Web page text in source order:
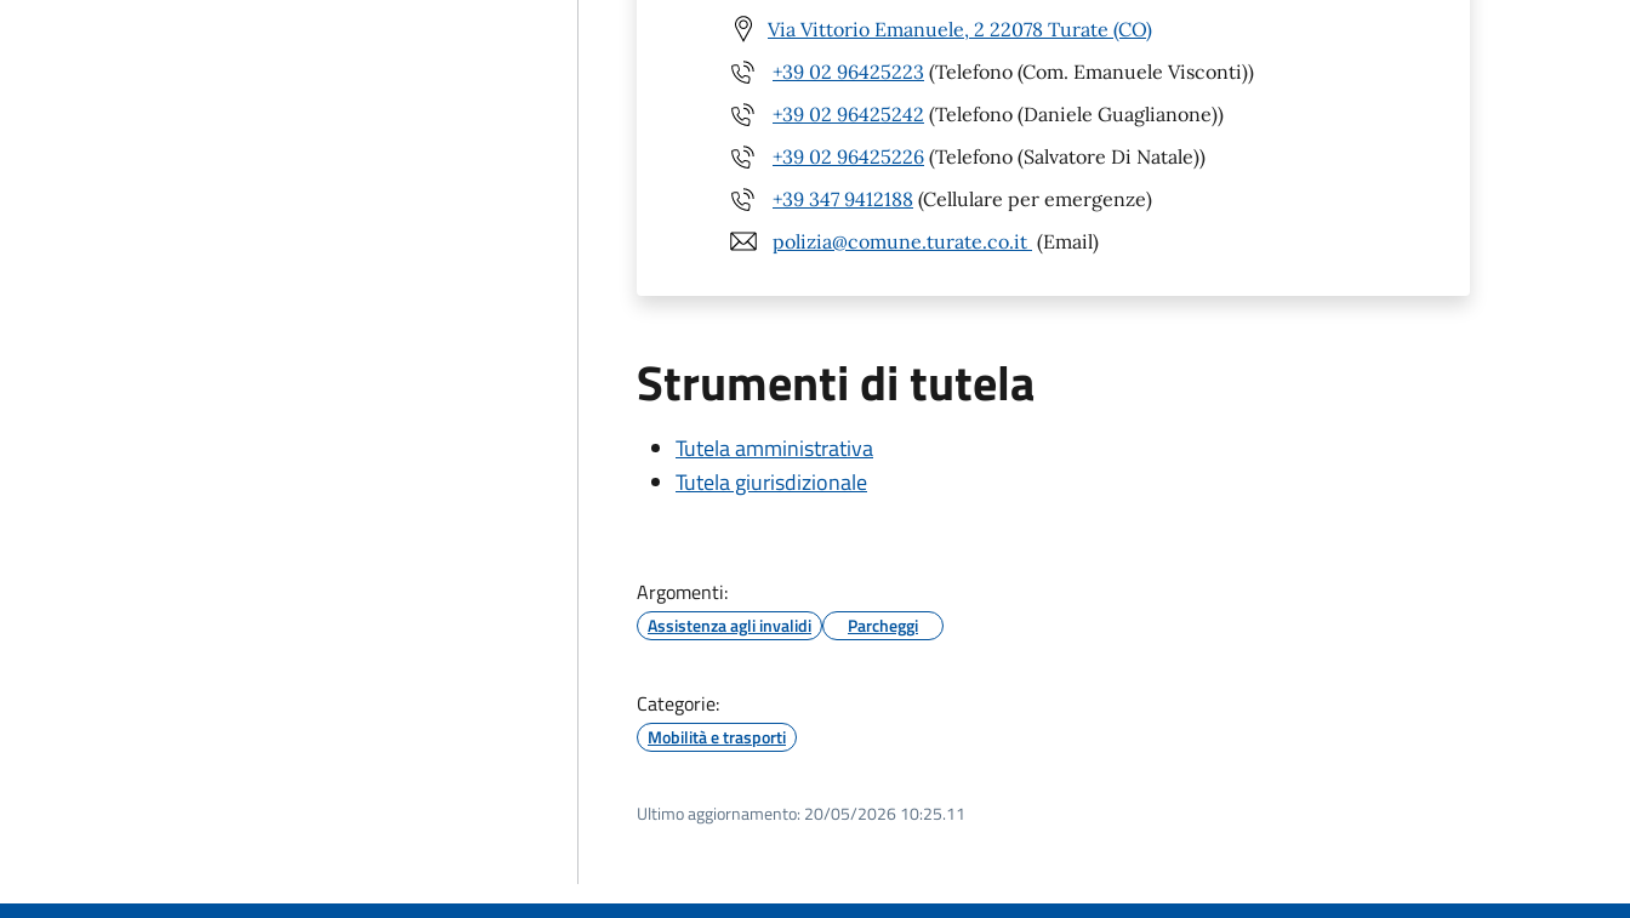
Via Vittorio Emanuele, 2 22078 Turate (CO)
+39 02 96425223 (Telefono (Com. Emanuele Visconti))
+39 02 96425242 (Telefono (Daniele Guaglianone))
+39 02 96425226 (Telefono (Salvatore Di Natale))
+39 347 9412188 (Cellulare per emergenze)
polizia@comune.turate.co.it (Email)
Strumenti di tutela
Tutela amministrativa
Tutela giurisdizionale
Argomenti:
Assistenza agli invalidi Parcheggi
Categorie:
Mobilità e trasporti
Ultimo aggiornamento: 20/05/2026 10:25.11